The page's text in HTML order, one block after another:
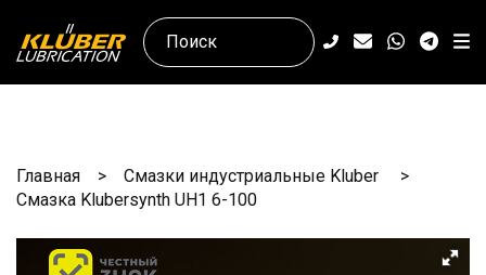
Главная
Смазки индустриальные Kluber
Смазка Klubersynth UH1 6-100